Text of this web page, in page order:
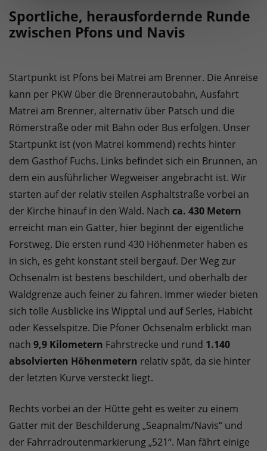
Sportliche, herausfordernde Runde
zwischen Pfons und Navis
Startpunkt ist Pfons bei Matrei am Brenner. Die Anreise
kann per PKW über die Brennerautobahn, Ausfahrt
Matrei am Brenner, alternativ über Patsch und die
Römerstraße oder mit Bahn oder Bus erfolgen. Unser
Startpunkt ist (von Matrei kommend) rechts hinter
dem Gasthof Fuchs. Links befindet sich ein Brunnen, an
dem ein ausführlicher Wegweiser angebracht ist. Wir
starten auf der relativ steilen Asphaltstraße vorbei an
der Kirche hinauf in den Wald. Nach ca. 430 Metern
erreicht man ein Gatter, hier beginnt der eigentliche
Forstweg. Die ersten rund 430 Höhenmeter haben es
in sich, es geht konstant steil bergauf. Der Weg zur
Ochsenalm ist bestens beschildert, und oberhalb der
Waldgrenze auch feiner zu fahren. Immer wieder bieten
sich tolle Ausblicke ins Wipptal und auf Serles, Habicht
oder Kesselspitze. Die Pfoner Ochsenalm erblickt man
nach 9,9 Kilometern Fahrstrecke und rund 1.140
absolvierten Höhenmetern relativ spät, da sie hinter
der letzten Kurve versteckt liegt.
Rechts vorbei an der Hütte geht es weiter zu einem
Gatter mit der Beschilderung „Seapnalm/Navis“ und
der Fahrradroutenmarkierung „521“. Man fährt einige